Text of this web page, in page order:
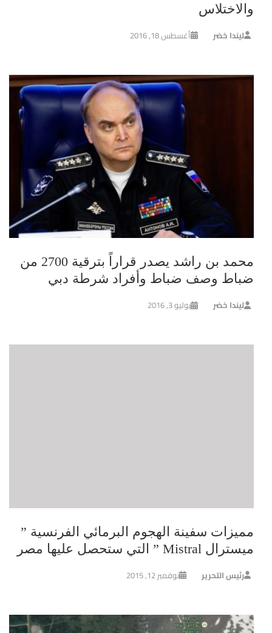
والاختلاس
ليندا خضر أغسطس 18, 2016
محمد بن راشد يصدر قراراً بترقية 2700 من
ضباط وصف ضباط وأفراد شرطة دبي
ليندا خضر يوليو 3, 2016
مميزات سفينة الهجوم البرمائي الفرنسية ”
ميسترال Mistral ” التي ستحصل عليها مصر
رئيس التحرير نوفمبر 12, 2015